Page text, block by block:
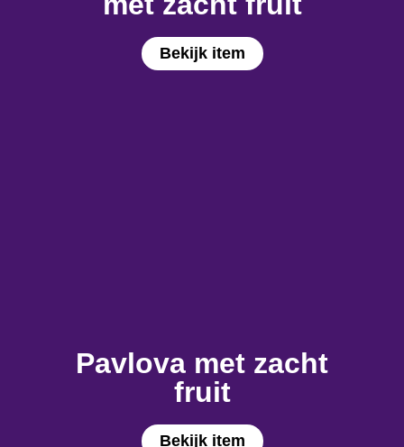
Bekijk item
Bekijk item
Pavlova met zacht
fruit